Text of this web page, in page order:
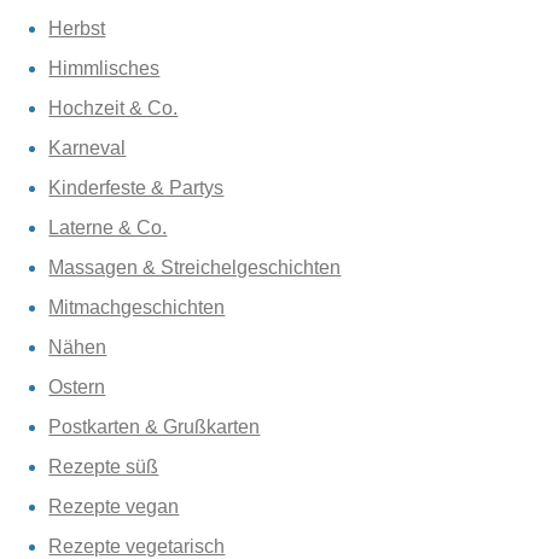
Herbst
Himmlisches
Hochzeit & Co.
Karneval
Kinderfeste & Partys
Laterne & Co.
Massagen & Streichelgeschichten
Mitmachgeschichten
Nähen
Ostern
Postkarten & Grußkarten
Rezepte süß
Rezepte vegan
Rezepte vegetarisch